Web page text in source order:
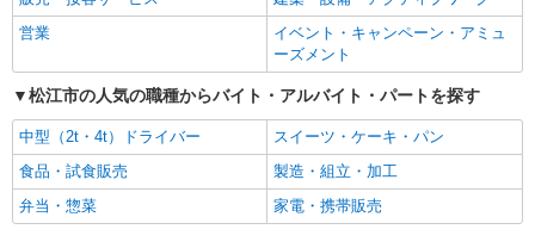
営業
イベント・キャンペーン・アミュ
ーズメント
松江市の人気の職種からバイト・アルバイト・パートを探す
中型（2t・4t）ドライバー
スイーツ・ケーキ・パン
食品・試食販売
製造・組立・加工
弁当・惣菜
家電・携帯販売